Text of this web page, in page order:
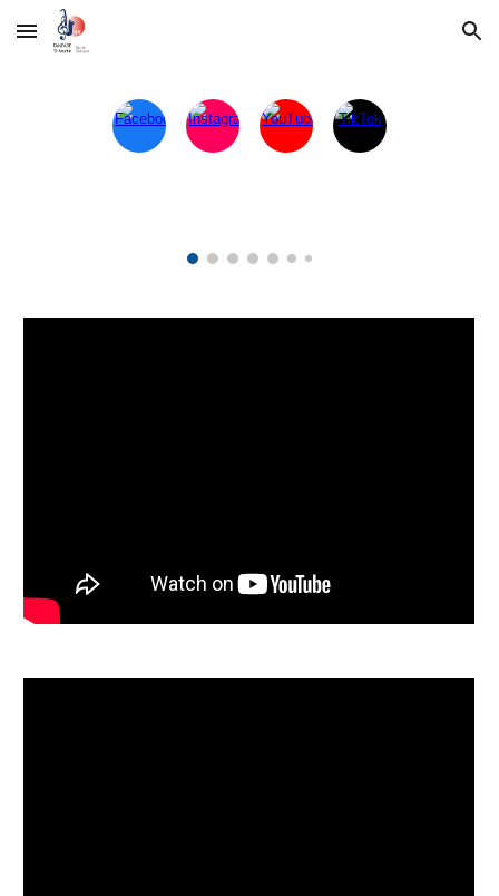
Skip to main content Skip to navigation